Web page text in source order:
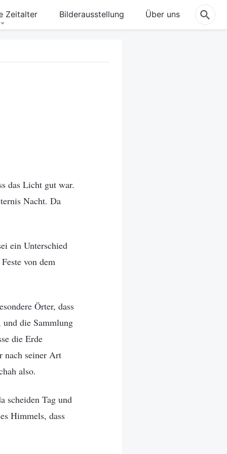
Zeitalter Bilderausstellung Über uns
das Licht gut war.
Nacht. Da
ein Unterschied
von dem
Örter, dass
und die Sammlung
die Erde
nach seiner Art
also.
scheiden Tag und
Himmels, dass